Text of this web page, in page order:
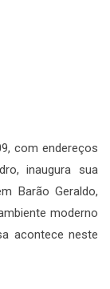
com endereços
inaugura sua
Barão Geraldo,
moderno
acontece neste